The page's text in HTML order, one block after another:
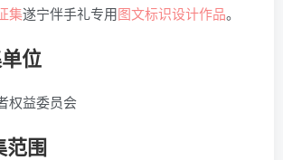
集遂宁伴手礼专用图文标识设计作品。
位
权益委员会
范围